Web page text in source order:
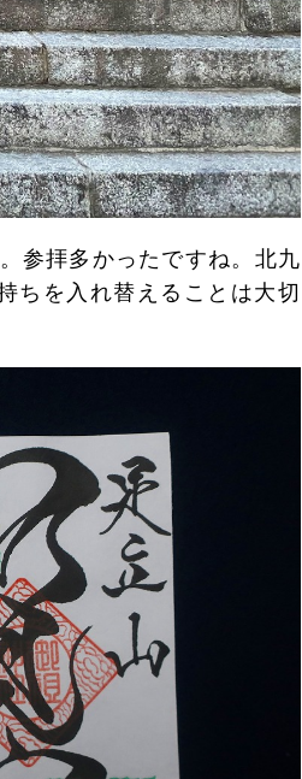
参拝多かったですね。北九
ちを入れ替えることは大切